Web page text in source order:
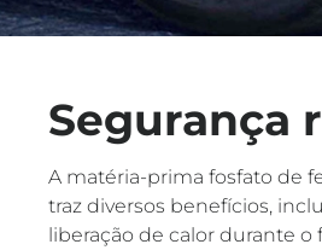
Segurança
A matéria-prima fosfato de
traz diversos benefícios,
liberação de calor durante